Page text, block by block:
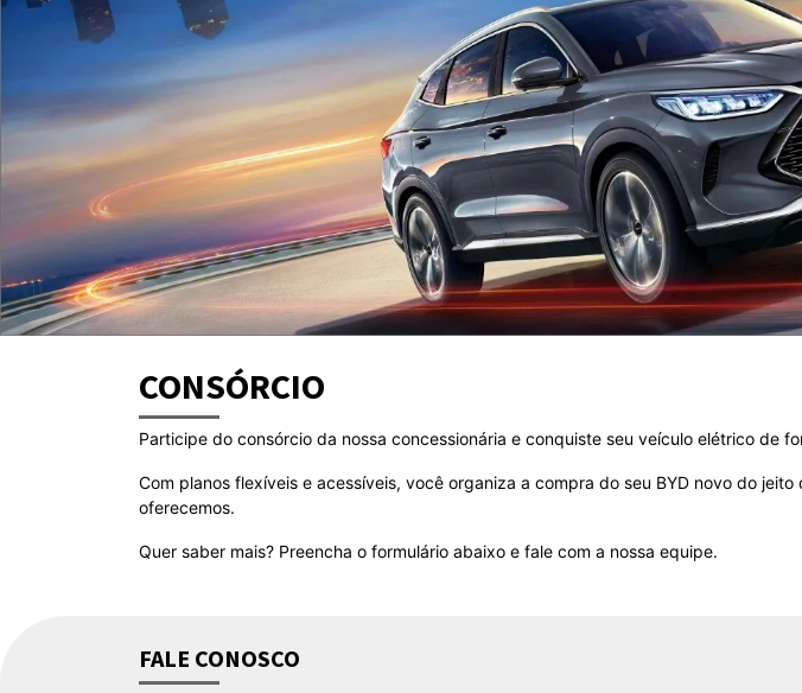
CONSÓRCIO
Participe do consórcio da nossa concessionária e conquiste seu veículo elétrico de
Com planos flexíveis e acessíveis, você organiza a compra do seu BYD novo do
oferecemos.
Quer saber mais? Preencha o formulário abaixo e fale com a nossa equipe.
FALE CONOSCO